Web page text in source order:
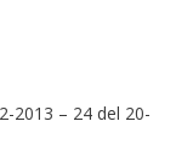
2013 – 24 del 20-